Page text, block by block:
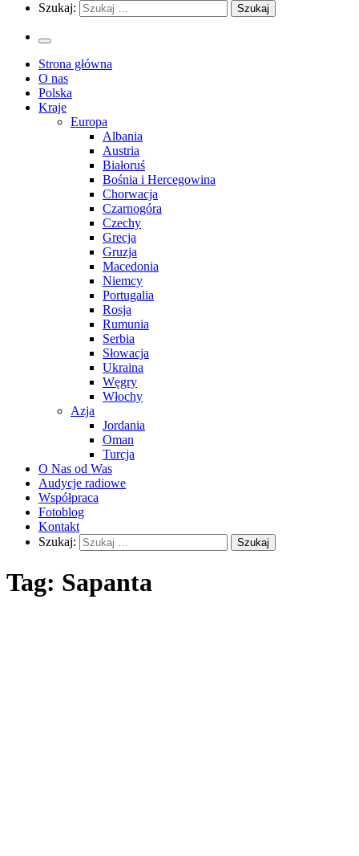
Szukaj:
Strona główna
O nas
Polska
Kraje
Europa
Albania
Austria
Białoruś
Bośnia i Hercegowina
Chorwacja
Czarnogóra
Czechy
Grecja
Gruzja
Macedonia
Niemcy
Portugalia
Rosja
Rumunia
Serbia
Słowacja
Ukraina
Węgry
Włochy
Azja
Jordania
Oman
Turcja
O Nas od Was
Audycje radiowe
Współpraca
Fotoblog
Kontakt
Szukaj:
Tag: Sapanta